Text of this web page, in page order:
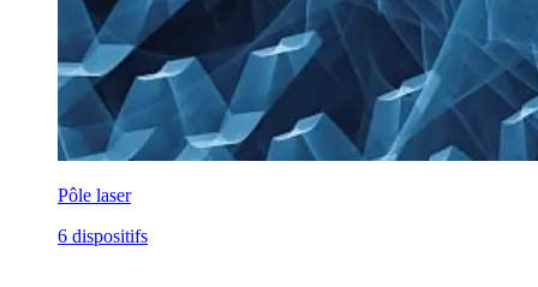
Pôle laser
6 dispositifs